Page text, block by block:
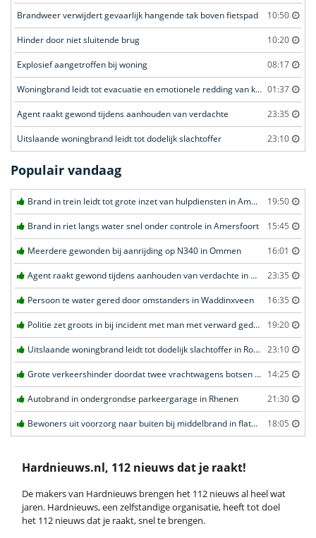
Brandweer verwijdert gevaarlijk hangende tak boven fietspad 10:50
Hinder door niet sluitende brug 10:20
Explosief aangetroffen bij woning 08:17
Woningbrand leidt tot evacuatie en emotionele redding van kat 01:37
Agent raakt gewond tijdens aanhouden van verdachte 23:35
Uitslaande woningbrand leidt tot dodelijk slachtoffer 23:10
Populair vandaag
Brand in trein leidt tot grote inzet van hulpdiensten in Amersfoort 19:50
Brand in riet langs water snel onder controle in Amersfoort 15:45
Meerdere gewonden bij aanrijding op N340 in Ommen 16:01
Agent raakt gewond tijdens aanhouden van verdachte in Amsterdam 23:35
Persoon te water gered door omstanders in Waddinxveen 16:35
Politie zet groots in bij incident met man met verward gedrag in Leeuwarden 19:20
Uitslaande woningbrand leidt tot dodelijk slachtoffer in Rotterdam 23:10
Grote verkeershinder doordat twee vrachtwagens botsen tunnel in Zwijndrecht 14:25
Autobrand in ondergrondse parkeergarage in Rhenen 21:30
Bewoners uit voorzorg naar buiten bij middelbrand in flatwoning in Leeuwarden 18:05
Hardnieuws.nl, 112 nieuws dat je raakt!
De makers van Hardnieuws brengen het 112 nieuws al heel wat
jaren. Hardnieuws, een zelfstandige organisatie, heeft tot doel
het 112 nieuws dat je raakt, snel te brengen.